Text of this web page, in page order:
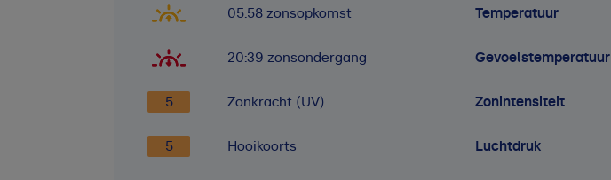
05:58 zonsopkomst
20:39 zonsondergang
5 Zonkracht (UV)
5 Hooikoorts
Temperatuur
Gevoelstemperatuur
Zonintensiteit
Luchtdruk